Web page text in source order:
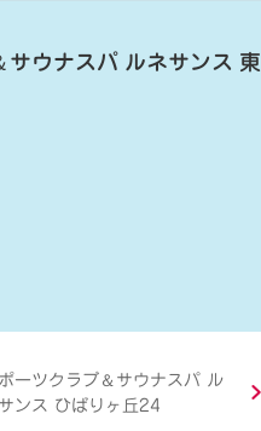
サウナスパ ルネサンス 東
ーツクラブ ＆ サウナスパ ル
ンス ひばりヶ丘24